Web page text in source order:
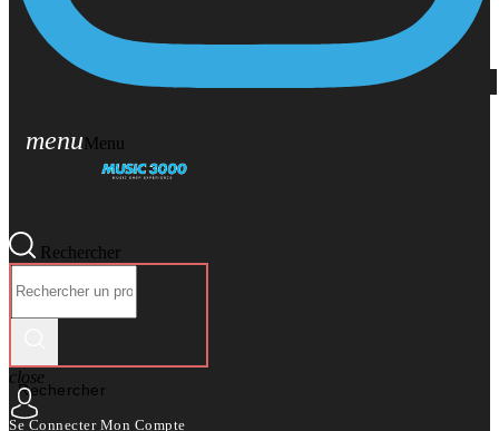
menuMenu
Rechercher
Rechercher
close
Se Connecter Mon Compte